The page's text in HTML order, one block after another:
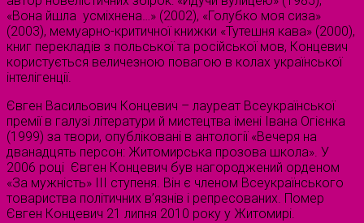
«Вона йшла усміхнена…» (2002), «Голубко моя сиза»
(2003), мемуарно-критичної книжки «Тутешня кава» (2000),
книг перекладів з польської та російської мов, Концевич
користується величезною повагою в колах української
інтелігенції.
Євген Васильович Концевич – лауреат Всеукраїнської
премії в галузі літератури й мистецтва імені Івана Огієнка
(1999) за твори, опубліковані в антології «Вечеря на
дванадцять персон: Житомирська прозова школа». У
2006 році Євген Концевич був нагороджений орденом
«За мужність» III ступеня. Він є членом Всеукраїнського
товариства політичних в’язнів і репресованих. Помер
Євген Концевич 21 липня 2010 року у Житомирі.